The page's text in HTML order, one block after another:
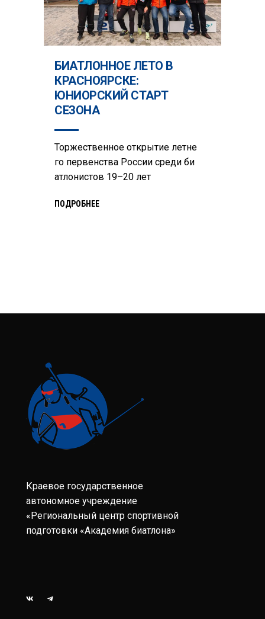
БИАТЛОННОЕ ЛЕТО В
КРАСНОЯРСКЕ:
ЮНИОРСКИЙ СТАРТ
СЕЗОНА
Торжественное открытие летне
го первенства России среди би
атлонистов 19–20 лет
ПОДРОБНЕЕ
Краевое государственное
автономное учреждение
«Региональный центр спортивной
подготовки «Академия биатлона»